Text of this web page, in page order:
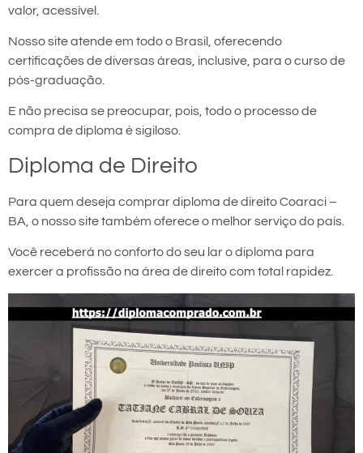
valor, acessível.
Nosso site atende em todo o Brasil, oferecendo
certificações de diversas áreas, inclusive, para o curso de
pós-graduação.
E não precisa se preocupar, pois, todo o processo de
compra de diploma é sigiloso.
Diploma de Direito
Para quem deseja comprar diploma de direito Coaraci –
BA, o nosso site também oferece o melhor serviço do país.
Você receberá no conforto do seu lar o diploma para
exercer a profissão na área de direito com total rapidez.